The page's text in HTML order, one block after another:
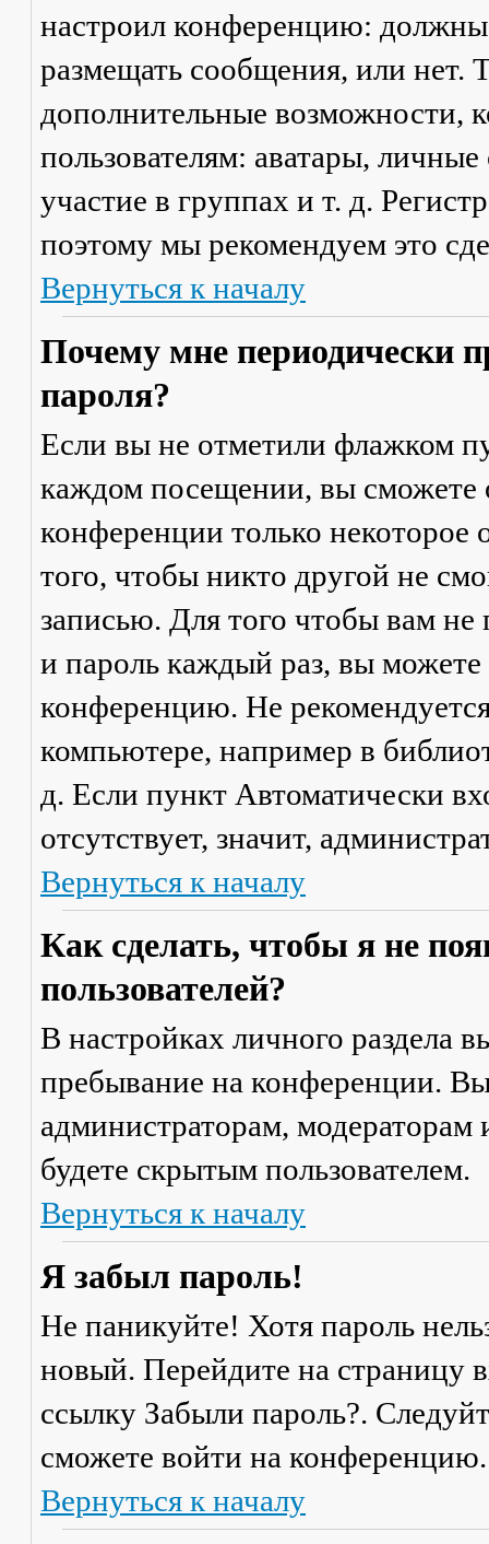
настроил конференцию: должны
размещать сообщения, или нет.
дополнительные возможности,
пользователям: аватары,
участие в группах и т. д.
поэтому мы рекомендуем это
Вернуться к началу
Почему мне периодически
пароля?
Если вы не отметили флажком
каждом посещении, вы сможете
конференции только некоторое
того, чтобы никто другой не
записью. Для того чтобы вам не
и пароль каждый раз, вы
конференцию. Не
компьютере, например в
д. Если пункт Автоматически
отсутствует, значит,
Вернуться к началу
Как сделать, чтобы я не
пользователей?
В настройках личного раздела
пребывание на конференции.
администраторам,
будете скрытым пользователем.
Вернуться к началу
Я забыл пароль!
Не паникуйте! Хотя пароль
новый. Перейдите на страницу
ссылку Забыли пароль?.
сможете войти на конференцию.
Вернуться к началу